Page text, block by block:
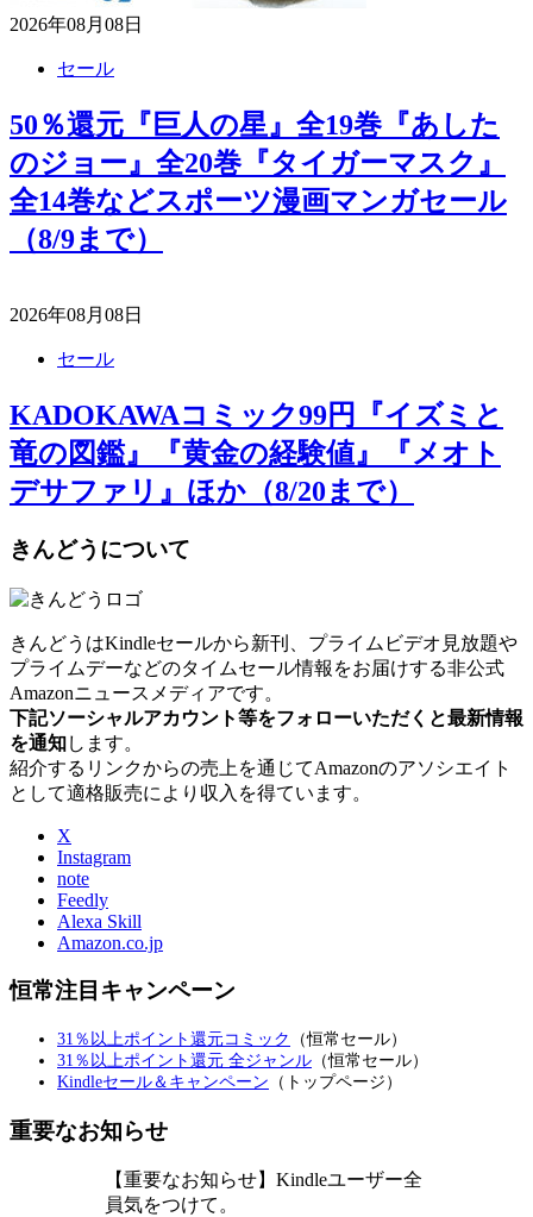
2026年08月08日
セール
50％還元『巨人の星』全19巻『あした
のジョー』全20巻『タイガーマスク』
全14巻などスポーツ漫画マンガセール
（8/9まで）
2026年08月08日
セール
KADOKAWAコミック99円『イズミと
竜の図鑑』『黄金の経験値』『メオト
デサファリ』ほか（8/20まで）
きんどうについて
きんどうはKindleセールから新刊、プライムビデオ見放題や
プライムデーなどのタイムセール情報をお届けする非公式
Amazonニュースメディアです。
下記ソーシャルアカウント等をフォローいただくと最新情報
を通知します。
紹介するリンクからの売上を通じてAmazonのアソシエイト
として適格販売により収入を得ています。
X
Instagram
note
Feedly
Alexa Skill
Amazon.co.jp
恒常注目キャンペーン
31％以上ポイント還元コミック
（恒常セール）
31％以上ポイント還元 全ジャンル （恒常セール）
Kindleセール＆キャンペーン （トップページ）
重要なお知らせ
【重要なお知らせ】Kindleユーザー全
員気をつけて。